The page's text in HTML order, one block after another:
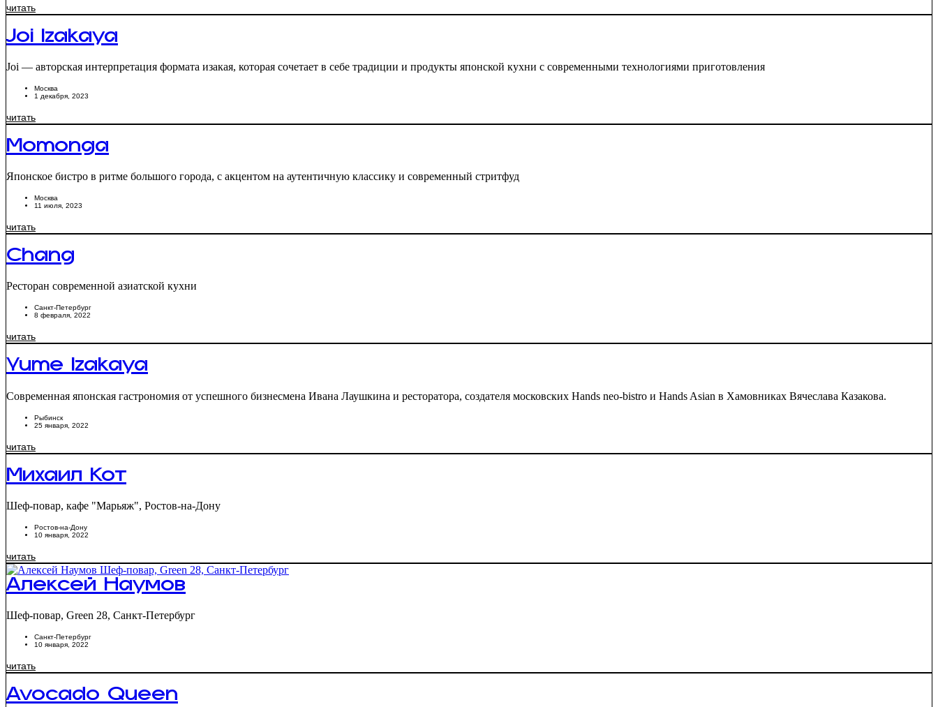
читать
Joi Izakaya
Joi — авторская интерпретация формата изакая, которая сочетает в себе традиции и продукты японской кухни с современными технологиями приготовления
Москва
1 декабря, 2023
читать
Momonga
Японское бистро в ритме большого города, c акцентом на аутентичную классику и современный стритфуд
Москва
11 июля, 2023
читать
Chang
Ресторан современной азиатской кухни
Санкт-Петербург
8 февраля, 2022
читать
Yume Izakaya
Современная японская гастрономия от успешного бизнесмена Ивана Лаушкина и ресторатора, создателя московских Hands neo-bistro и Hands Asian в Хамовниках Вячеслава Казакова.
Рыбинск
25 января, 2022
читать
Михаил Кот
Шеф-повар, кафе "Марьяж", Ростов-на-Дону
Ростов-на-Дону
10 января, 2022
читать
Алексей Наумов
Шеф-повар, Green 28, Санкт-Петербург
Санкт-Петербург
10 января, 2022
читать
Avocado Queen